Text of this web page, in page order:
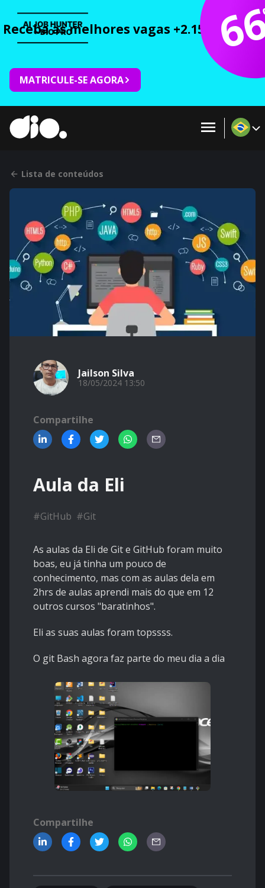
Receba as melhores vagas +2.150 cursos
MATRICULE-SE AGORA
Lista de conteúdos
Jailson Silva
18/05/2024 13:50
Compartilhe
Aula da Eli
#GitHub #Git
As aulas da Eli de Git e GitHub foram muito
boas, eu já tinha um pouco de
conhecimento, mas com as aulas dela em
2hrs de aulas aprendi mais do que em 12
outros cursos "baratinhos".
Eli as suas aulas foram topssss.
O git Bash agora faz parte do meu dia a dia
Compartilhe